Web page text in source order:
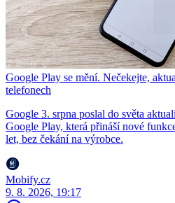
Google Play se mění. Nečekejte,
telefonech
Google 3. srpna poslal do světa
Google Play, která přináší nové
let, bez čekání na výrobce.
Mobify.cz
9. 8. 2026, 19:17